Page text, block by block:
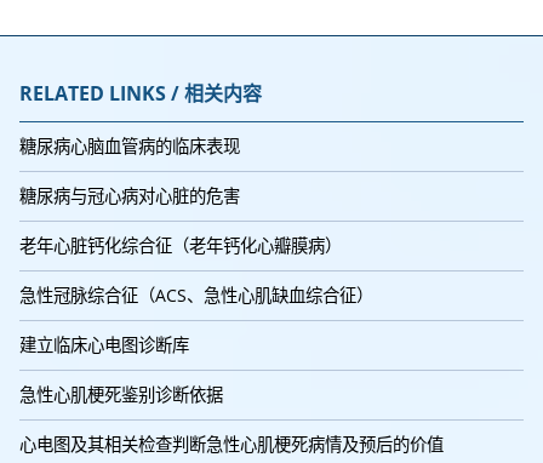
RELATED LINKS / 相关内容
糖尿病心脑血管病的临床表现
糖尿病与冠心病对心脏的危害
老年心脏钙化综合征（老年钙化心瓣膜病）
急性冠脉综合征（ACS、急性心肌缺血综合征）
建立临床心电图诊断库
急性心肌梗死鉴别诊断依据
心电图及其相关检查判断急性心肌梗死病情及预后的价值